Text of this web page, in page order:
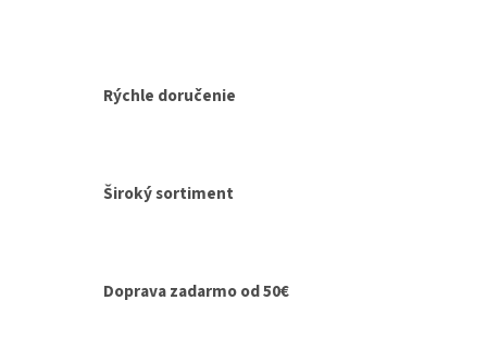
Rýchle doručenie
Široký sortiment
Doprava zadarmo od 50€